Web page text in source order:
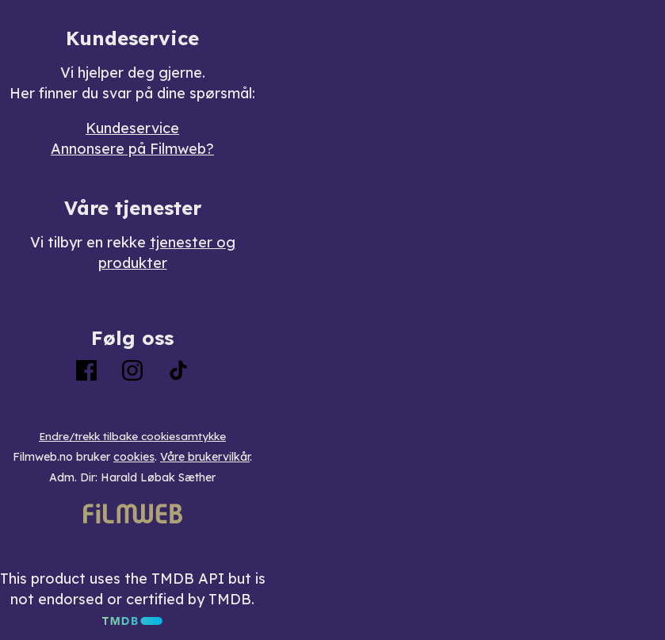
Kundeservice
Vi hjelper deg gjerne.
Her finner du svar på dine spørsmål:
Kundeservice
Annonsere på Filmweb?
Våre tjenester
Vi tilbyr en rekke tjenester og
produkter
Følg oss
Endre/trekk tilbake cookiesamtykke
Filmweb.no bruker cookies. Våre brukervilkår.
Adm. Dir: Harald Løbak Sæther
This product uses the TMDB API but is
not endorsed or certified by TMDB.